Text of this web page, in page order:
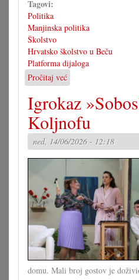
Tagovi:
Politika
Manjinska politika
Školstvo
Hrvatsko školstvo u Beču
Platforma dijaloga
Pročitaj već
Platforma
dijaloga
s
težišćem
na
školstvu
Igrokaz
Koljnofu
ned, 14/06/2026 - 12:18
domu. Mali broj gostov je